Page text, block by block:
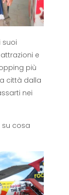
suoi
e
più
città dalla
nei
cosa